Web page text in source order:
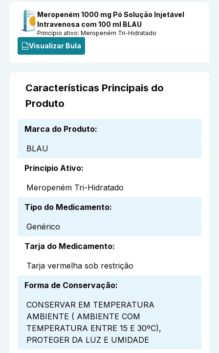
Meropeném 1000 mg Pó Solução Injetável
Intravenosa com 100 ml BLAU
Princípio ativo:Meropeném Tri-Hidratado
Visualizar Bula
Características Principais do
Produto
Marca do Produto:
BLAU
Princípio Ativo:
Meropeném Tri-Hidratado
Tipo do Medicamento:
Genérico
Tarja do Medicamento:
Tarja vermelha sob restrição
Forma de Conservação:
CONSERVAR EM TEMPERATURA
AMBIENTE ( AMBIENTE COM
TEMPERATURA ENTRE 15 E 30ºC),
PROTEGER DA LUZ E UMIDADE